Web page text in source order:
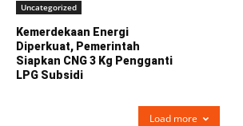
Uncategorized
Kemerdekaan Energi
Diperkuat, Pemerintah
Siapkan CNG 3 Kg Pengganti
LPG Subsidi
Load more